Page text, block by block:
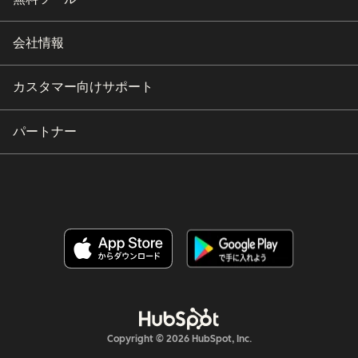
会社情報
カスタマー向けサポート
パートナー
Copyright © 2026 HubSpot, Inc.